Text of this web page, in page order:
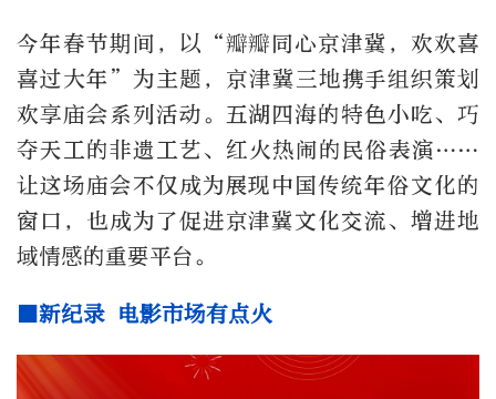
今年春节期间，以“瓣瓣同心京津冀，欢欢喜
喜过大年”为主题，京津冀三地携手组织策划
欢享庙会系列活动。五湖四海的特色小吃、巧
夺天工的非遗工艺、红火热闹的民俗表演……
让这场庙会不仅成为展现中国传统年俗文化的
窗口，也成为了促进京津冀文化交流、增进地
域情感的重要平台。
■新纪录 电影市场有点火